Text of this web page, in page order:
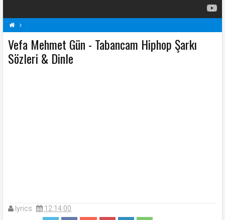
Şarkı Sözleri Tabancam Hiphop Şarkı Sözleri
Vefa Mehmet Gün Şarkı Sözleri
Vefa Mehmet Gün - Tabancam Hiphop Şarkı
Sözleri & Dinle
lyrics 12:14:00